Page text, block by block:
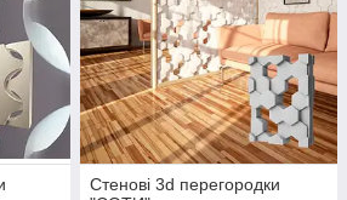
Стенові 3d перегородки